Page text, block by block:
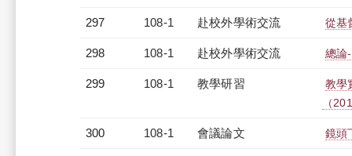
297 108-1 赴校外學術交流 從基
298 108-1 赴校外學術交流 總論
299 108-1 教學研習
教學
（
300 108-1 會議論文 鏡頭